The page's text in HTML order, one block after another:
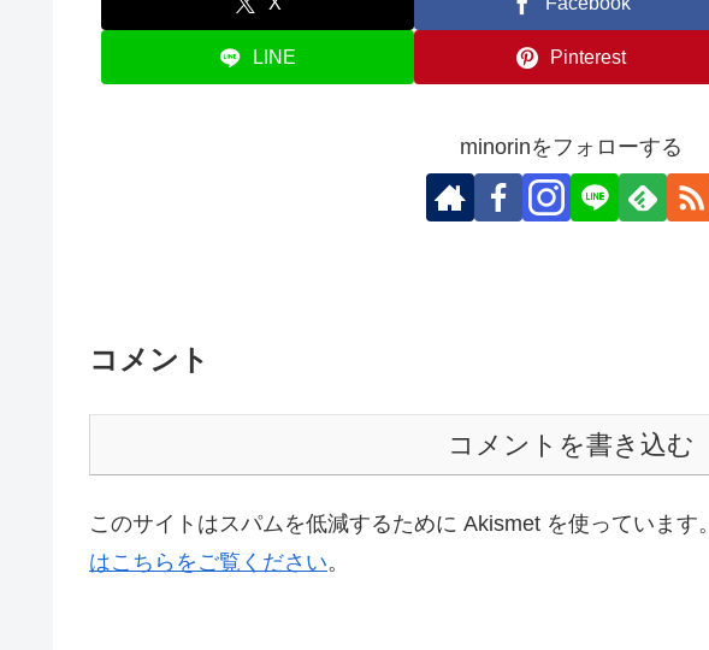
LINE Pinterest
minorinをフォローする
コメント
コメントを書き込む
このサイトはスパムを低減するために Akismet を使っています。
はこちらをご覧ください。